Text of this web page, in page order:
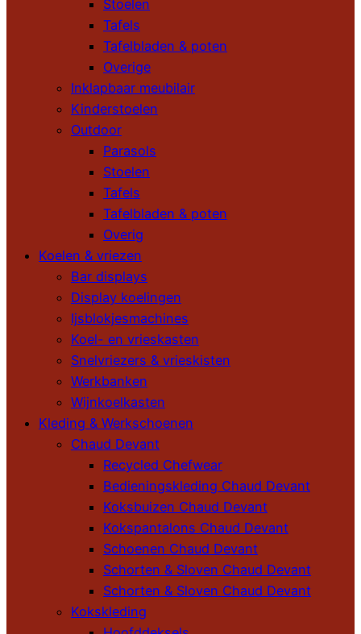
Stoelen
Tafels
Tafelbladen & poten
Overige
Inklapbaar meubilair
Kinderstoelen
Outdoor
Parasols
Stoelen
Tafels
Tafelbladen & poten
Overig
Koelen & vriezen
Bar displays
Display koelingen
Ijsblokjesmachines
Koel- en vrieskasten
Snelvriezers & vrieskisten
Werkbanken
Wijnkoelkasten
Kleding & Werkschoenen
Chaud Devant
Recycled Chefwear
Bedieningskleding Chaud Devant
Koksbuizen Chaud Devant
Kokspantalons Chaud Devant
Schoenen Chaud Devant
Schorten & Sloven Chaud Devant
Schorten & Sloven Chaud Devant
Kokskleding